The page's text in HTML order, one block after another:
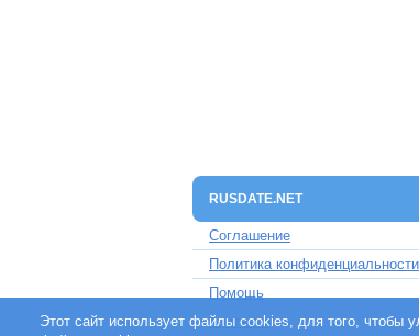
RUSDATE.NET
Соглашение
Политика конфиденциальности
Помощь
Контакты
Этот сайт использует файлы cookies, для того, чтобы